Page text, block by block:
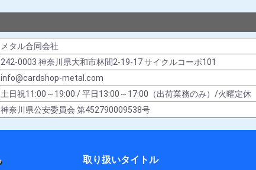
メタル合同会社
242-0003 神奈川県大和市林間2-19-17 サイクルコーポ101
info@cardshop-metal.com
土日祝11:00～19:00 / 平日13:00～17:00（出荷業務のみ）/火曜定休
神奈川県公安委員会 第452790009538号
取り扱いタイトル